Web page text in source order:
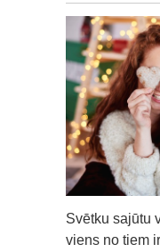
Svētku sajūtu
viens no tiem